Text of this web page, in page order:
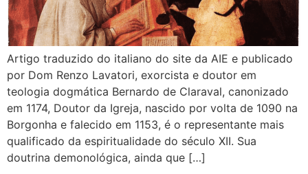
Artigo traduzido do italiano do site da AIE e publicado
por Dom Renzo Lavatori, exorcista e doutor em
teologia dogmática Bernardo de Claraval, canonizado
em 1174, Doutor da Igreja, nascido por volta de 1090 na
Borgonha e falecido em 1153, é o representante mais
qualificado da espiritualidade do século XII. Sua
doutrina demonológica, ainda que […]